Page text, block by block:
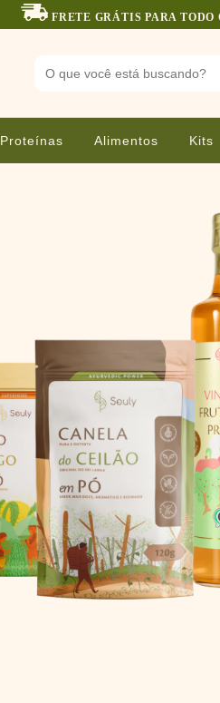
FRETE GRÁTIS PARA
Proteínas Alimentos Kits